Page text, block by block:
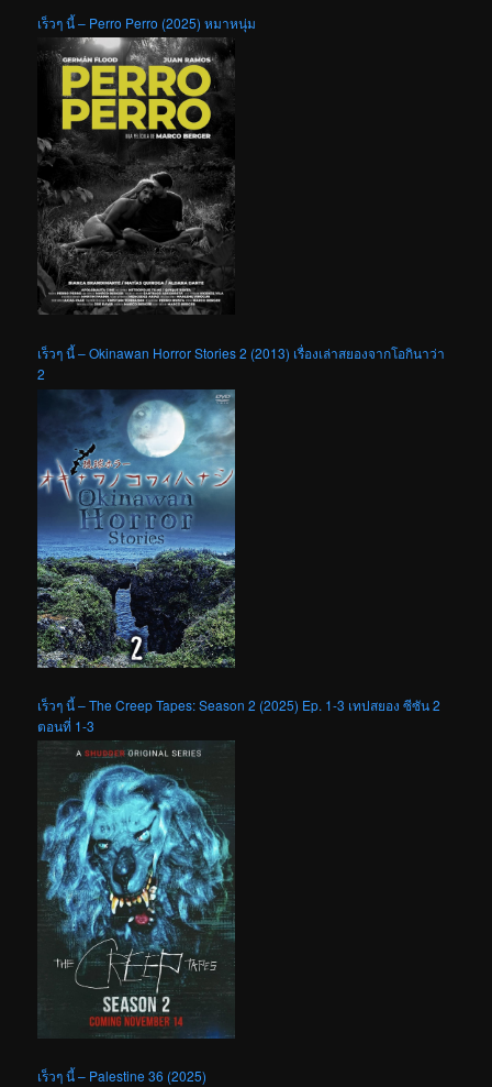
เร็วๆ นี้ – Perro Perro (2025) หมาหนุ่ม
เร็วๆ นี้ – Okinawan Horror Stories 2 (2013) เรื่องเล่าสยองจากโอกินาว่า
2
เร็วๆ นี้ – The Creep Tapes: Season 2 (2025) Ep. 1-3 เทปสยอง ซีซัน 2
ตอนที่ 1-3
เร็วๆ นี้ – Palestine 36 (2025)